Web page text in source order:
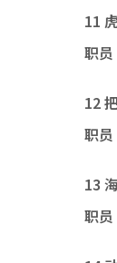
11
职员
12
职员
13
职员